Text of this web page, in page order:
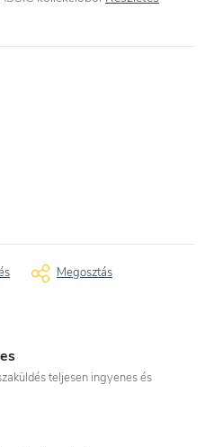
Megosztás
teljesen ingyenes és